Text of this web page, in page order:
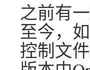
之前有
至今，
控制文